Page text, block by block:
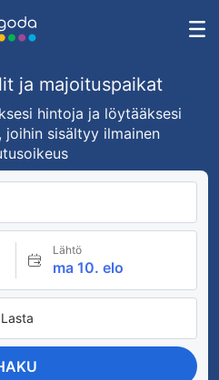
ja majoituspaikat
hintoja ja löytääksesi
sisältyy ilmainen
Lähtö
ma 10. elo
Lasta